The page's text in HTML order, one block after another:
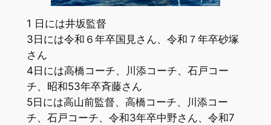
1 日には井坂監督
3日には令和６年卒国見さん、令和７年卒砂塚
さん
4日には高橋コーチ、川添コーチ、石戸コー
チ、昭和53年卒斉藤さん
5日には高山前監督、高橋コーチ、川添コー
チ、石戸コーチ、令和3年卒中野さん、令和7